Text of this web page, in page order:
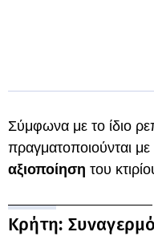
Σύμφωνα με το ίδιο
πραγματοποιούνται
αξιοποίηση του
Κρήτη: